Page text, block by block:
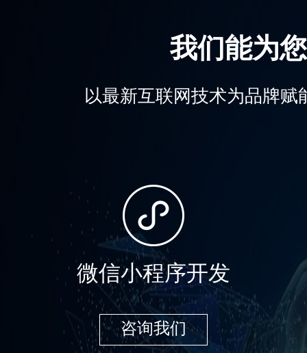
我们能为
以最新互联网技术为品牌
微信小程序开发
咨询我们